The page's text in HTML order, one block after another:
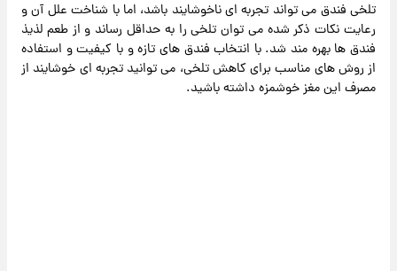
تلخی فندق می تواند تجربه ای ناخوشایند باشد، اما با شناخت علل آن و
رعایت نکات ذکر شده می توان تلخی را به حداقل رساند و از طعم لذیذ
فندق ها بهره مند شد. با انتخاب فندق های تازه و با کیفیت و استفاده
از روش های مناسب برای کاهش تلخی، می توانید تجربه ای خوشایند از
مصرف این مغز خوشمزه داشته باشید.